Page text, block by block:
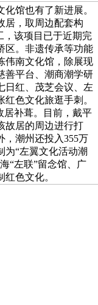
馆也有了新进展。
居，取周边配套构
，该项目已于近期完
区。非遗传承等功能
伟南文化馆，除展现
善平台、潮商潮学研
日红、茂芝会议、左
色文化旅逛手刺。
居补葺。目前，戴平
故居的周边进行打
，潮州还投入355万
为“左翼文化活动潮
“左联”留念馆、广
色文化。